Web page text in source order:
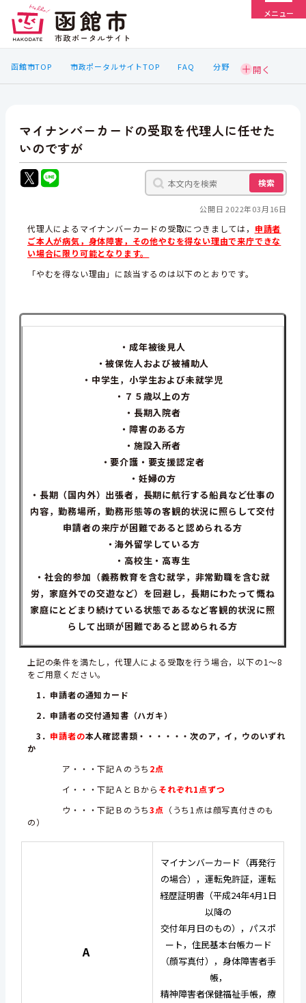
メニュー
函館市TOP 市政ポータルサイトTOP FAQ 分野
マイナンバーカードの受取を代理人に任せた
いのですが
検索
公開日 2022年03月16日
代理人によるマイナンバーカードの受取につきましては， 申請者
ご本人が病気，身体障害，その他やむを得ない理由で来庁できな
い場合に限り可能となります。
「やむを得ない理由」に該当するのは以下のとおりです。
・成年被後見人
・被保佐人および被補助人
・中学生，小学生および未就学児
・７５歳以上の方
・長期入院者
・障害のある方
・施設入所者
・要介護・要支援認定者
・妊婦の方
・長期（国内外）出張者，長期に航行する船員など仕事の
内容，勤務場所，勤務形態等の客観的状況に照らして交付
申請者の来庁が困難であると認められる方
・海外留学している方
・高校生・高専生
・社会的参加（義務教育を含む就学，非常勤職を含む就
労，家庭外での交遊など）を回避し，長期にわたって慨ね
家庭にとどまり続けている状態であるなど客観的状況に照
らして出頭が困難であると認められる方
上記の条件を満たし，代理人による受取を行う場合，以下の1～8
をご用意ください。
1．申請者の通知カード
2．申請者の交付通知書（ハガキ）
3． 申請者の本人確認書類・・・・・・次のア，イ，ウのいずれ
か
ア・・・下記Ａのうち 2点
イ・・・下記ＡとＢから それぞれ1点ずつ
ウ・・・下記Ｂのうち3点 （うち1点は顔写真付きのも
の）
A
マイナンバーカード（再発行
の場合），運転免許証，運転
経歴証明書（平成24年4月1日
以降の
交付年月日のもの）， パスポ
ート，住民基本台帳カード
（顔写真付），身体障害者手
帳，
精神障害者保健福祉手帳，療